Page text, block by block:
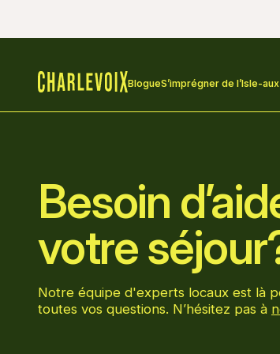
BlogueS’imprégner de l’Isle-
Besoin
votre
Notre équipe d'experts locaux est là
toutes vos questions. N’hésitez pas à